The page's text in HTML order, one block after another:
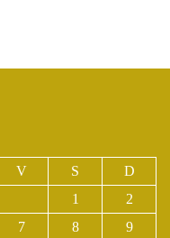
V S
D
1
2
7 8
9